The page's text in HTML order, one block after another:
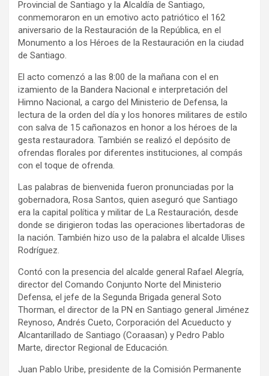
Provincial de Santiago y la Alcaldía de Santiago,
conmemoraron en un emotivo acto patriótico el 162
aniversario de la Restauración de la República, en el
Monumento a los Héroes de la Restauración en la ciudad
de Santiago.
El acto comenzó a las 8:00 de la mañana con el en
izamiento de la Bandera Nacional e interpretación del
Himno Nacional, a cargo del Ministerio de Defensa, la
lectura de la orden del día y los honores militares de estilo
con salva de 15 cañonazos en honor a los héroes de la
gesta restauradora. También se realizó el depósito de
ofrendas florales por diferentes instituciones, al compás
con el toque de ofrenda.
Las palabras de bienvenida fueron pronunciadas por la
gobernadora, Rosa Santos, quien aseguró que Santiago
era la capital política y militar de La Restauración, desde
donde se dirigieron todas las operaciones libertadoras de
la nación. También hizo uso de la palabra el alcalde Ulises
Rodríguez.
Contó con la presencia del alcalde general Rafael Alegría,
director del Comando Conjunto Norte del Ministerio
Defensa, el jefe de la Segunda Brigada general Soto
Thorman, el director de la PN en Santiago general Jiménez
Reynoso, Andrés Cueto, Corporación del Acueducto y
Alcantarillado de Santiago (Coraasan) y Pedro Pablo
Marte, director Regional de Educación.
Juan Pablo Uribe, presidente de la Comisión Permanente